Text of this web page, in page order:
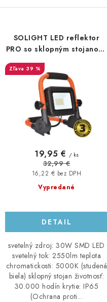
SOLIGHT LED reflektor
PRO so sklopným stojanom,
30W, 2550lm, 5000K, kábel
so zástrčkou, IP65
39 %
Vypredané
16,22 € bez DPH
19,95 € / ks
32,99 €
DETAIL
svetelný zdroj: 30W SMD LED
svetelný tok: 2550lm teplota
chromatickosti: 5000K (studená
biela) sklopný stojan životnosť:
30.000 hodín krytie: IP65
(Ochrana proti...